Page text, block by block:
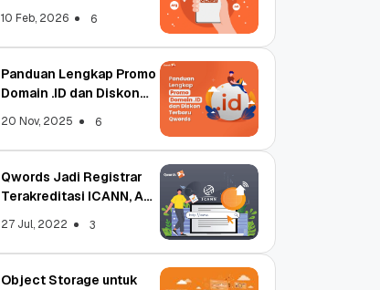
10 Feb, 2026 6
Panduan Lengkap Promo
Domain .ID dan Diskon
20 Nov, 2025 6
Qwords Jadi Registrar
Terakreditasi ICANN, Apa
27 Jul, 2022 3
Object Storage untuk